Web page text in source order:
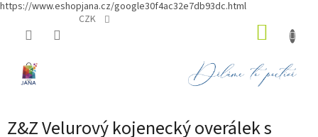
https://www.eshopjana.cz/google30f4ac32e7db93dc.html
CZK
Z&Z Velurový kojenecký overálek s